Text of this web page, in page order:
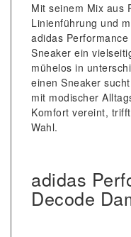
Mit seinem Mix aus
Linienführung und
adidas
Sneaker ein
mühelos in
einen Sneaker
mit modischer
Komfort vereint,
Wahl.
adidas
Decode